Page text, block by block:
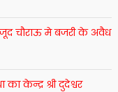
चौराऊ मे बजरी के अवैध
केन्द्र श्री दुदेश्वर